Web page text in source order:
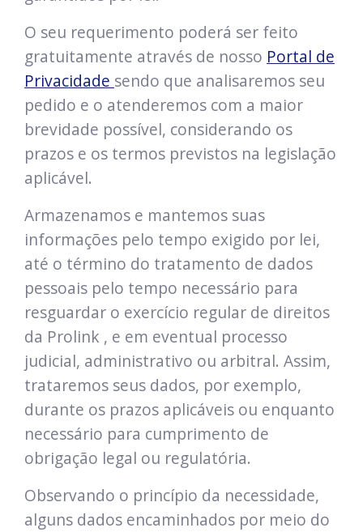
O seu requerimento poderá ser feito
gratuitamente através de nosso Portal de
Privacidade sendo que analisaremos seu
pedido e o atenderemos com a maior
brevidade possível, considerando os
prazos e os termos previstos na legislação
aplicável.
Armazenamos e mantemos suas
informações pelo tempo exigido por lei,
até o término do tratamento de dados
pessoais pelo tempo necessário para
resguardar o exercício regular de direitos
da Prolink , e em eventual processo
judicial, administrativo ou arbitral. Assim,
trataremos seus dados, por exemplo,
durante os prazos aplicáveis ou enquanto
necessário para cumprimento de
obrigação legal ou regulatória.
Observando o princípio da necessidade,
alguns dados encaminhados por meio do